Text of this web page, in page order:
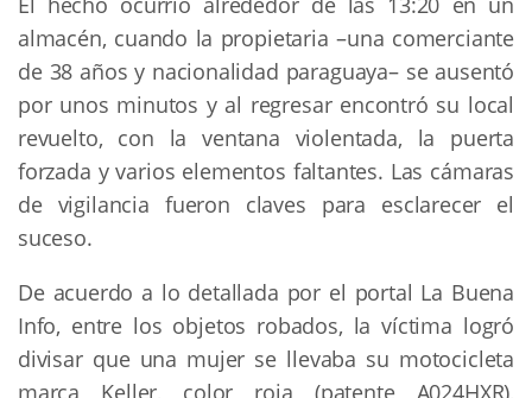
almacén, cuando la propietaria –una comerciante
de 38 años y nacionalidad paraguaya– se ausentó
por unos minutos y al regresar encontró su local
revuelto, con la ventana violentada, la puerta
forzada y varios elementos faltantes. Las cámaras
de vigilancia fueron claves para esclarecer el
suceso.
De acuerdo a lo detallada por el portal La Buena
Info, entre los objetos robados, la víctima logró
divisar que una mujer se llevaba su motocicleta
marca Keller, color roja (patente A024HXR),